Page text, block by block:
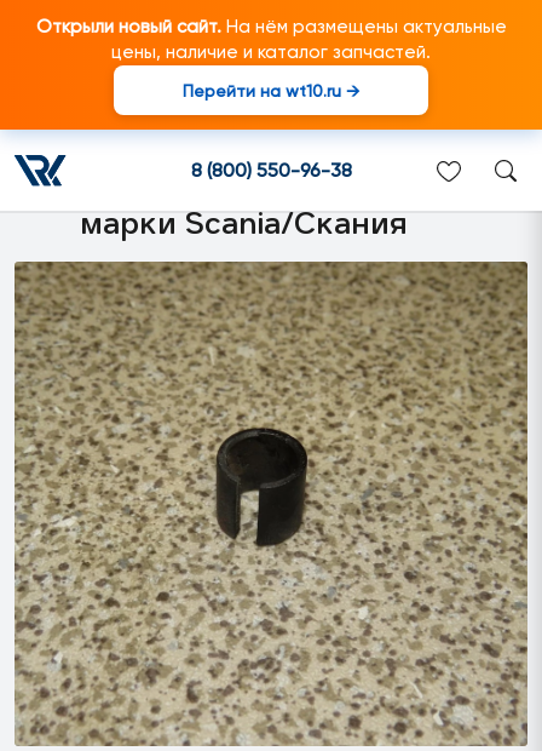
Открыли новый сайт.На нём размещены актуальные
цены, наличие и каталог запчастей.
Перейти на wt10.ru →
8 (800) 550-96-38
2274870 Втулка в трубку
заборника реагента
подходит для грузовиков
марки Scania/Скания